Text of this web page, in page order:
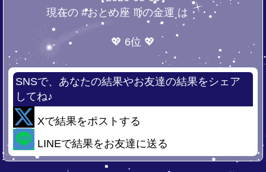
現在の #おとめ座 ♍の金運 は・・・
💖 6位 💖
SNSで、あなたの結果やお友達の結果をシェア
してね♪
Xで結果をポストする
LINEで結果をお友達に送る